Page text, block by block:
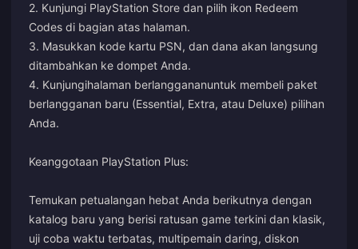
2. Kunjungi PlayStation Store dan pilih ikon Redeem
Codes di bagian atas halaman.
3. Masukkan kode kartu PSN, dan dana akan langsung
ditambahkan ke dompet Anda.
4. Kunjungihalaman berlanggananuntuk membeli paket
berlangganan baru (Essential, Extra, atau Deluxe) pilihan
Anda.
Keanggotaan PlayStation Plus:
Temukan petualangan hebat Anda berikutnya dengan
katalog baru yang berisi ratusan game terkini dan klasik,
uji coba waktu terbatas, multipemain daring, diskon